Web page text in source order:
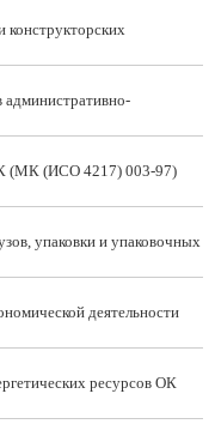
конструкторских
административно-
(МК (ИСО 4217) 003-97)
упаковки и упаковочных
деятельности
ресурсов ОК